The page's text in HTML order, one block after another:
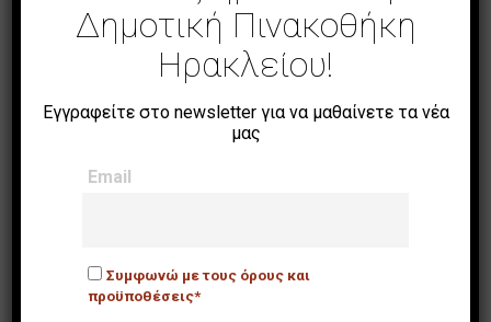
/24
Δημοτική Πινακοθήκη
Ηρακλείου!
Εγγραφείτε στο newsletter για να μαθαίνετε τα νέα
μας
Email
Συμφωνώ με τους όρους και
προϋποθέσεις*